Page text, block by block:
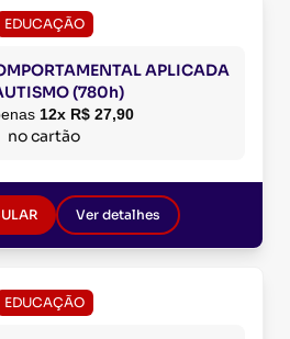
EDUCAÇÃO
APLICADA
(780h)
12x R$ 27,90
no cartão
Ver detalhes
EDUCAÇÃO